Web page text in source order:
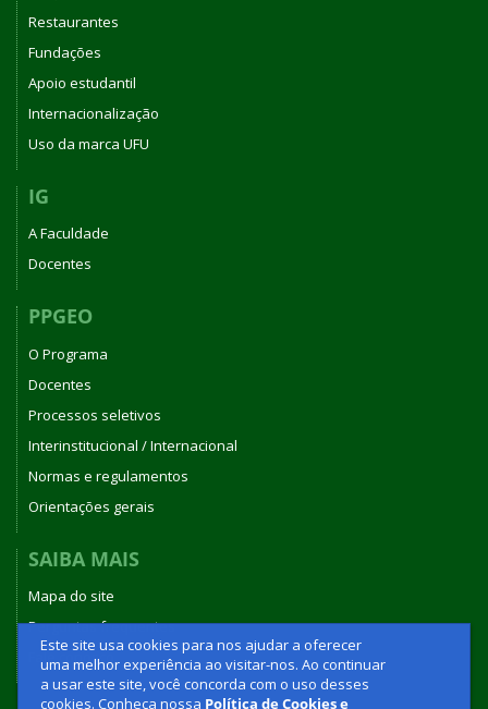
Este site usa cookies para nos ajudar a oferecer
uma melhor experiência ao visitar-nos. Ao continuar
a usar este site, você concorda com o uso desses
cookies. Conheça nossa Política de Cookies e
Restaurantes
Fundações
Apoio estudantil
Internacionalização
Uso da marca UFU
IG
A Faculdade
Docentes
PPGEO
O Programa
Docentes
Processos seletivos
Interinstitucional / Internacional
Normas e regulamentos
Orientações gerais
SAIBA MAIS
Mapa do site
Perguntas frequentes
Fale conosco